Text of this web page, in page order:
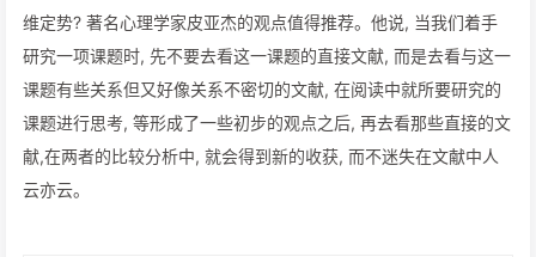
维定势? 著名心理学家皮亚杰的观点值得推荐。他说, 当我们着手
研究一项课题时, 先不要去看这一课题的直接文献, 而是去看与这一
课题有些关系但又好像关系不密切的文献, 在阅读中就所要研究的
课题进行思考, 等形成了一些初步的观点之后, 再去看那些直接的文
献,在两者的比较分析中, 就会得到新的收获, 而不迷失在文献中人
云亦云。